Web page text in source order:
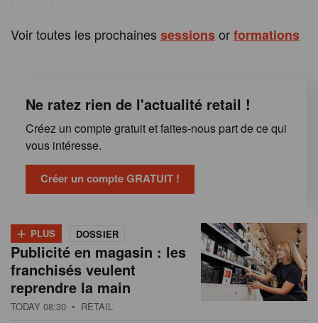
Voir toutes les prochaines sessionsorformations
Ne ratez rien de l'actualité retail !
Créez un compte gratuit et faites-nous part de ce qui
vous intéresse.
Créer un compte GRATUIT !
+ PLUS DOSSIER
Publicité en magasin : les
franchisés veulent
reprendre la main
TODAY 08:30 • RETAIL